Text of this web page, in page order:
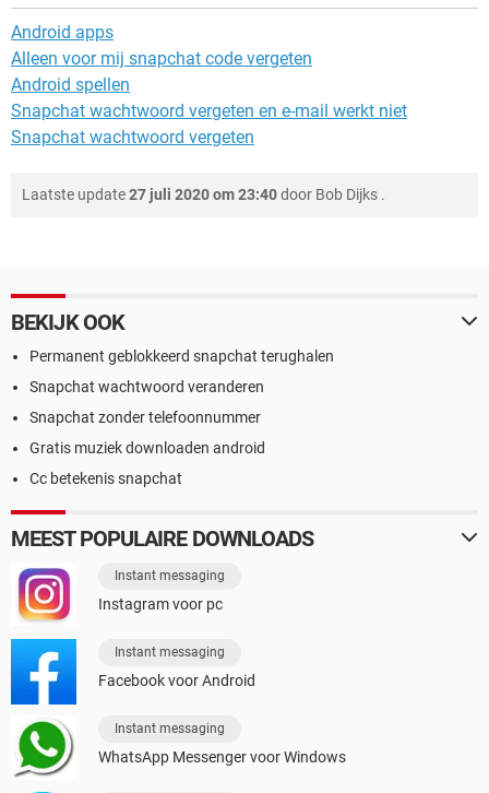
Android apps
Alleen voor mij snapchat code vergeten
Android spellen
Snapchat wachtwoord vergeten en e-mail werkt niet
Snapchat wachtwoord vergeten
Laatste update27 juli 2020 om 23:40door Bob Dijks .
BEKIJK OOK
Permanent geblokkeerd snapchat terughalen
Snapchat wachtwoord veranderen
Snapchat zonder telefoonnummer
Gratis muziek downloaden android
Cc betekenis snapchat
MEEST POPULAIRE DOWNLOADS
Instant messaging
Instagram voor pc
Instant messaging
Facebook voor Android
Instant messaging
WhatsApp Messenger voor Windows